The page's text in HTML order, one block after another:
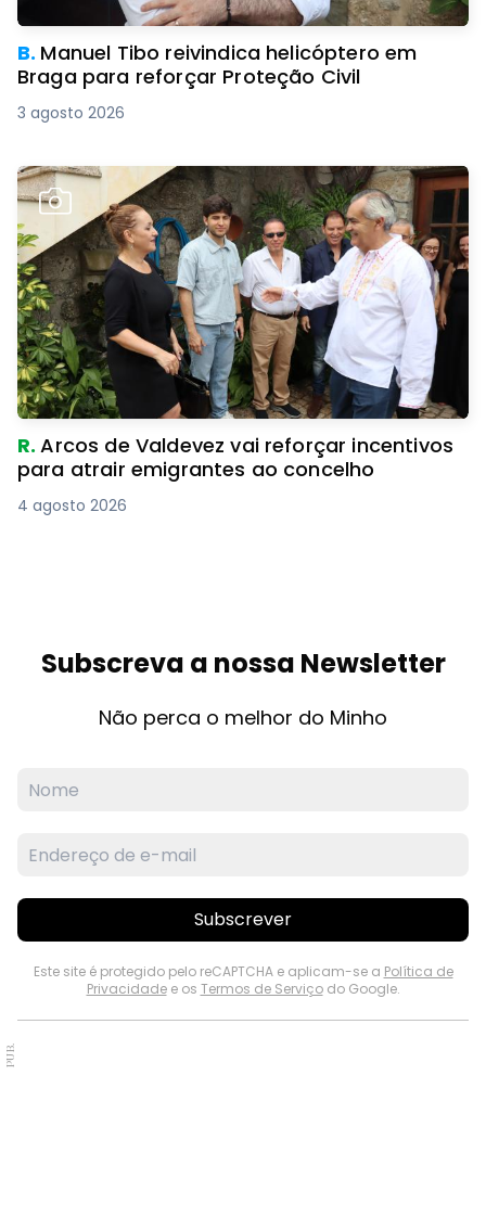
B. Manuel Tibo reivindica helicóptero em
Braga para reforçar Proteção Civil
3 agosto 2026
R.Arcos de Valdevez vai reforçar incentivos
para atrair emigrantes ao concelho
4 agosto 2026
Subscreva a nossa Newsletter
Não perca o melhor do Minho
Subscrever
Este site é protegido pelo reCAPTCHA e aplicam-se a Política de
Privacidadee os Termos de Serviçodo Google.
PUB.